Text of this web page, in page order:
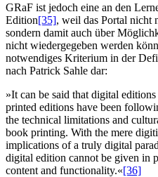
GRaF ist jedoch eine an den
Edition[35], weil das Portal nicht
sondern damit auch über
nicht wiedergegeben werden
notwendiges Kriterium in der
nach Patrick Sahle dar:
»It can be said that digital
printed editions have been
the technical limitations and
book printing. With the mere
implications of a truly digital
digital edition cannot be given in
content and functionality.«[36]